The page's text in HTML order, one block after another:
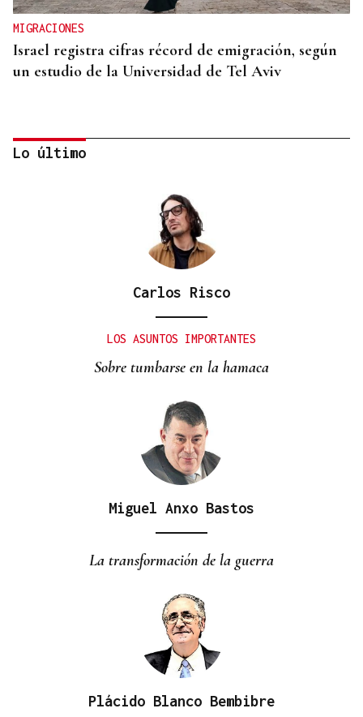
MIGRACIONES
Israel registra cifras récord de emigración, según
un estudio de la Universidad de Tel Aviv
Explora Journeys estrena el Explora III en
Lo último
Carlos Risco
LOS ASUNTOS IMPORTANTES
Sobre tumbarse en la hamaca
Miguel Anxo Bastos
La transformación de la guerra
Plácido Blanco Bembibre